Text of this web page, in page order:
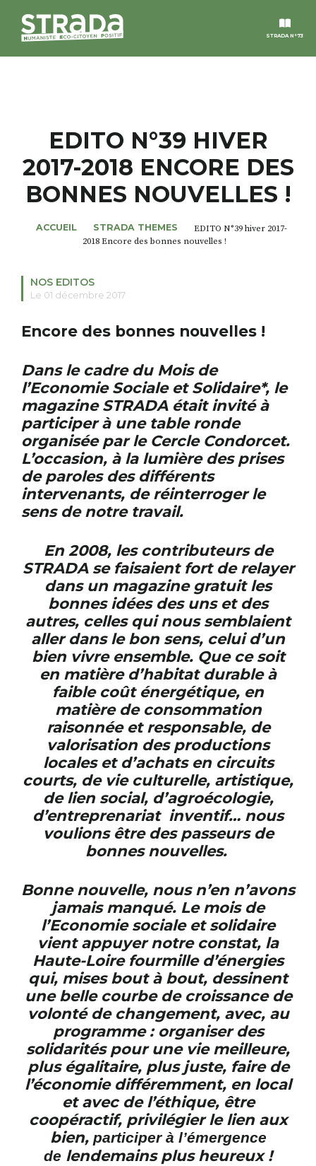
STRADA N°73
MAGAZINES
NOS THÈMES
ROSÉE DE MAI
RECHERCHER
S'ABONNER
S'INSCRIRE À LA NEWSLETTER
FACEBOOKINSTAGRAM
LINKEDINYOUTUBE
EDITO N°39 HIVER
2017-2018 ENCORE DES
BONNES NOUVELLES !
ACCUEIL STRADA THEMES
EDITO N°39 hiver 2017-
2018 Encore des bonnes nouvelles !
NOS EDITOS
Le 01 décembre 2017
Encore des bonnes nouvelles !
Dans le cadre du Mois de
l’Economie Sociale et Solidaire*, le
magazine STRADA était invité à
participer à une table ronde
organisée par le Cercle Condorcet.
L’occasion, à la lumière des prises
de paroles des différents
intervenants, de réinterroger le
sens de notre travail.
En 2008, les contributeurs de
STRADA se faisaient fort de relayer
dans un magazine gratuit les
bonnes idées des uns et des
autres, celles qui nous semblaient
aller dans le bon sens, celui d’un
bien vivre ensemble. Que ce soit
en matière d’habitat durable à
faible coût énergétique, en
matière de consommation
raisonnée et responsable, de
valorisation des productions
locales et d’achats en circuits
courts, de vie culturelle, artistique,
de lien social, d’agroécologie,
d’entreprenariat inventif… nous
voulions être des passeurs de
bonnes nouvelles.
Bonne nouvelle, nous n’en n’avons
jamais manqué. Le mois de
l’Economie sociale et solidaire
vient appuyer notre constat, la
Haute-Loire fourmille d’énergies
qui, mises bout à bout, dessinent
une belle courbe de croissance de
volonté de changement, avec, au
programme : organiser des
solidarités pour une vie meilleure,
plus égalitaire, plus juste, faire de
l’économie différemment, en local
et avec de l’éthique, être
coopéractif, privilégier le lien aux
bien, participer à l’émergence
de lendemains plus heureux !